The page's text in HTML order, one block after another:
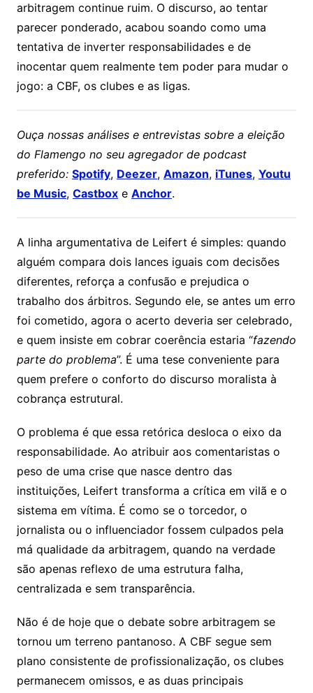
arbitragem continue ruim. O discurso, ao tentar
parecer ponderado, acabou soando como uma
tentativa de inverter responsabilidades e de
inocentar quem realmente tem poder para mudar o
jogo: a CBF, os clubes e as ligas.
Ouça nossas análises e entrevistas sobre a eleição
do Flamengo no seu agregador de podcast
preferido: Spotify, Deezer, Amazon, iTunes, Youtu
be Music, Castboxe Anchor.
A linha argumentativa de Leifert é simples: quando
alguém compara dois lances iguais com decisões
diferentes, reforça a confusão e prejudica o
trabalho dos árbitros. Segundo ele, se antes um erro
foi cometido, agora o acerto deveria ser celebrado,
e quem insiste em cobrar coerência estaria “fazendo
parte do problema”. É uma tese conveniente para
quem prefere o conforto do discurso moralista à
cobrança estrutural.
O problema é que essa retórica desloca o eixo da
responsabilidade. Ao atribuir aos comentaristas o
peso de uma crise que nasce dentro das
instituições, Leifert transforma a crítica em vilã e o
sistema em vítima. É como se o torcedor, o
jornalista ou o influenciador fossem culpados pela
má qualidade da arbitragem, quando na verdade
são apenas reflexo de uma estrutura falha,
centralizada e sem transparência.
Não é de hoje que o debate sobre arbitragem se
tornou um terreno pantanoso. A CBF segue sem
plano consistente de profissionalização, os clubes
permanecem omissos, e as duas principais